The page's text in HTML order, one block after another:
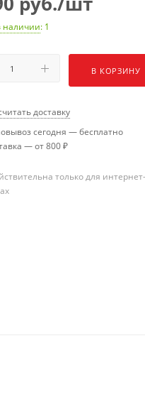
наличии: 1
В КОРЗИНУ
доставку
сегодня — бесплатно
— от 800 ₽
только для